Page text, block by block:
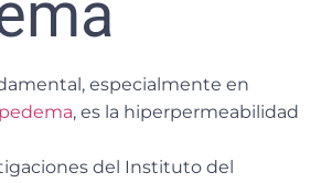
especialmente en
, es la hiperpermeabilidad
del Instituto del